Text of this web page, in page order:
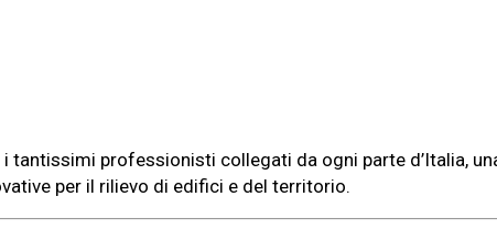
tantissimi professionisti collegati da ogni parte d’Italia,
per il rilievo di edifici e del territorio.